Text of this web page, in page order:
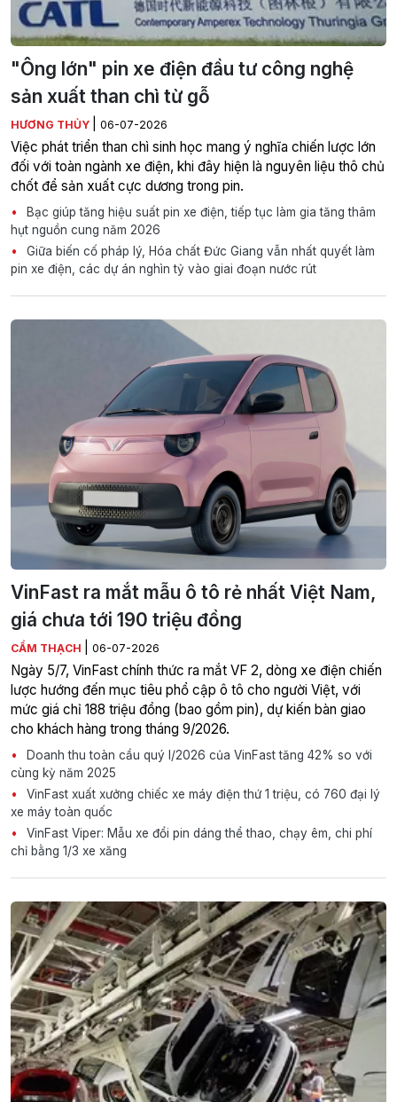
"Ông lớn" pin xe điện đầu tư công nghệ
sản xuất than chì từ gỗ
HƯƠNG THỦY 06-07-2026
Việc phát triển than chì sinh học mang ý nghĩa chiến lược lớn
đối với toàn ngành xe điện, khi đây hiện là nguyên liệu thô chủ
chốt để sản xuất cực dương trong pin.
Bạc giúp tăng hiệu suất pin xe điện, tiếp tục làm gia tăng thâm
hụt nguồn cung năm 2026
Giữa biến cố pháp lý, Hóa chất Đức Giang vẫn nhất quyết làm
pin xe điện, các dự án nghìn tỷ vào giai đoạn nước rút
VinFast ra mắt mẫu ô tô rẻ nhất Việt Nam,
giá chưa tới 190 triệu đồng
CẨM THẠCH 06-07-2026
Ngày 5/7, VinFast chính thức ra mắt VF 2, dòng xe điện chiến
lược hướng đến mục tiêu phổ cập ô tô cho người Việt, với
mức giá chỉ 188 triệu đồng (bao gồm pin), dự kiến bàn giao
cho khách hàng trong tháng 9/2026.
Doanh thu toàn cầu quý I/2026 của VinFast tăng 42% so với
cùng kỳ năm 2025
VinFast xuất xưởng chiếc xe máy điện thứ 1 triệu, có 760 đại lý
xe máy toàn quốc
VinFast Viper: Mẫu xe đổi pin dáng thể thao, chạy êm, chi phí
chỉ bằng 1/3 xe xăng